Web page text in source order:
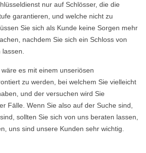
nur auf Schlösser, die die
garantieren, und welche nicht zu
Sie sich als Kunde keine Sorgen mehr
nachdem Sie sich ein Schloss von
es mit einem unseriösen
zu werden, bei welchem Sie vielleicht
und der versuchen wird Sie
Fälle. Wenn Sie also auf der Suche sind,
sollten Sie sich von uns beraten lassen,
uns sind unsere Kunden sehr wichtig.